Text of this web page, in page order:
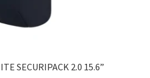
SECURIPACK 2.0 15.6”